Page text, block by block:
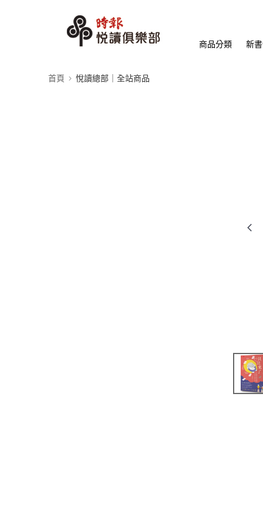
商品分類 新
首頁 悅讀總部｜全站商品